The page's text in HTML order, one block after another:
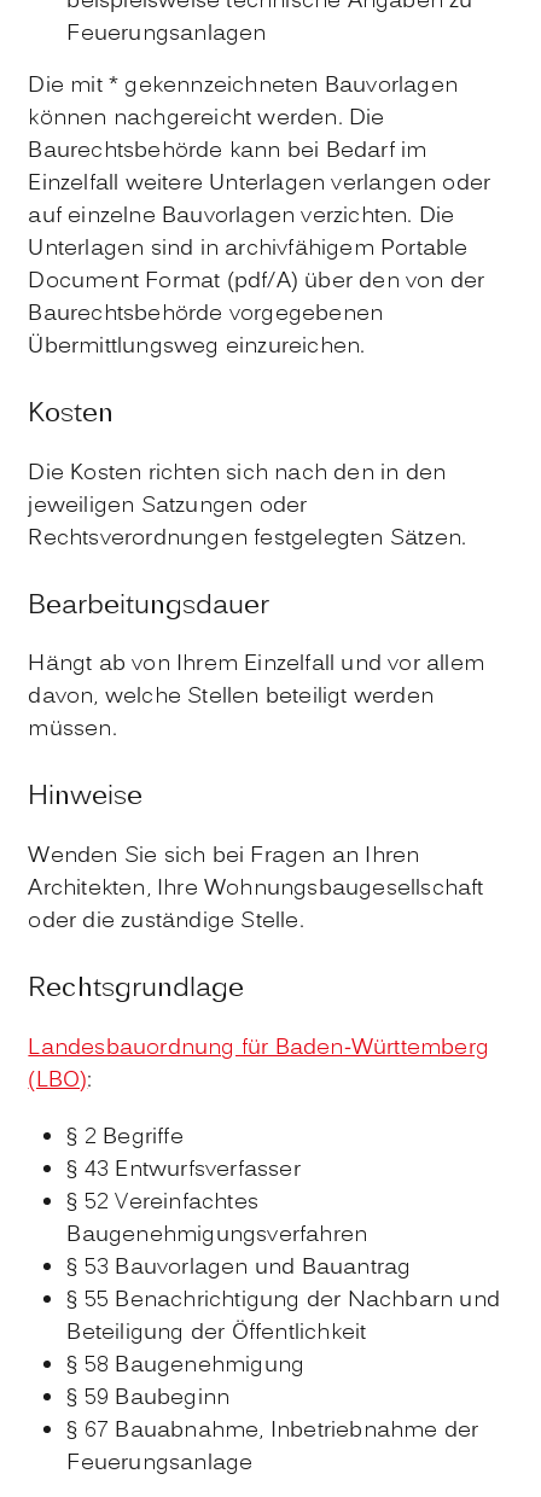
Feuerungsanlagen
Die mit * gekennzeichneten Bauvorlagen
können nachgereicht werden. Die
Baurechtsbehörde kann bei Bedarf im
Einzelfall weitere Unterlagen verlangen oder
auf einzelne Bauvorlagen verzichten. Die
Unterlagen sind in archivfähigem Portable
Document Format (pdf/A) über den von der
Baurechtsbehörde vorgegebenen
Übermittlungsweg einzureichen.
Kosten
Die Kosten richten sich nach den in den
jeweiligen Satzungen oder
Rechtsverordnungen festgelegten Sätzen.
Bearbeitungsdauer
Hängt ab von Ihrem Einzelfall und vor allem
davon, welche Stellen beteiligt werden
müssen.
Hinweise
Wenden Sie sich bei Fragen an Ihren
Architekten, Ihre Wohnungsbaugesellschaft
oder die zuständige Stelle.
Rechtsgrundlage
Landesbauordnung für Baden-Württemberg
(LBO):
§ 2 Begriffe
§ 43 Entwurfsverfasser
§ 52 Vereinfachtes
Baugenehmigungsverfahren
§ 53 Bauvorlagen und Bauantrag
§ 55 Benachrichtigung der Nachbarn und
Beteiligung der Öffentlichkeit
§ 58 Baugenehmigung
§ 59 Baubeginn
§ 67 Bauabnahme, Inbetriebnahme der
Feuerungsanlage